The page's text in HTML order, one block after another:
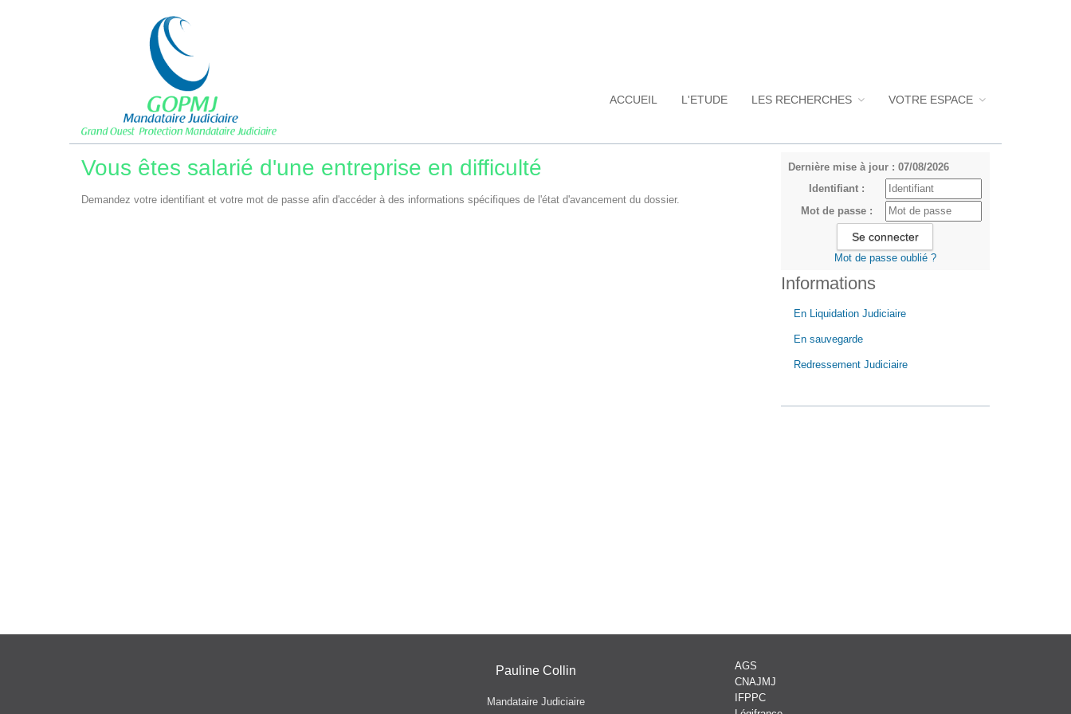
ACCUEIL L'ETUDE LES RECHERCHES VOTRE ESPACE
Dernière mise à jour : 07/08/2026
Identifiant :
Mot de passe :
Mot de passe oublié ?
Informations
En Liquidation Judiciaire
En sauvegarde
Redressement Judiciaire
Vous êtes salarié d'une entreprise en difficulté
Demandez votre identifiant et votre mot de passe afin d'accéder à des informations spécifiques de l'état d'avancement du dossier.
Pauline Collin
Mandataire Judiciaire
AGS
CNAJMJ
IFPPC